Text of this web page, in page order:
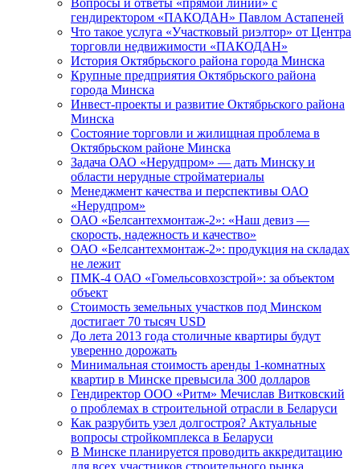
Вопросы и ответы «прямой линии» с
гендиректором «ПАКОДАН» Павлом Астапеней
Что такое услуга «Участковый риэлтор» от Центра
торговли недвижимости «ПАКОДАН»
История Октябрьского района города Минска
Крупные предприятия Октябрьского района
города Минска
Инвест-проекты и развитие Октябрьского района
Минска
Состояние торговли и жилищная проблема в
Октябрьском районе Минска
Задача ОАО «Нерудпром» — дать Минску и
области нерудные стройматериалы
Менеджмент качества и перспективы ОАО
«Нерудпром»
ОАО «Белсантехмонтаж-2»: «Наш девиз —
скорость, надежность и качество»
ОАО «Белсантехмонтаж-2»: продукция на складах
не лежит
ПМК-4 ОАО «Гомельсовхозстрой»: за объектом
объект
Стоимость земельных участков под Минском
достигает 70 тысяч USD
До лета 2013 года столичные квартиры будут
уверенно дорожать
Минимальная стоимость аренды 1-комнатных
квартир в Минске превысила 300 долларов
Гендиректор ООО «Ритм» Мечислав Витковский
о проблемах в строительной отрасли в Беларуси
Как разрубить узел долгостроя? Актуальные
вопросы стройкомплекса в Беларуси
В Минске планируется проводить аккредитацию